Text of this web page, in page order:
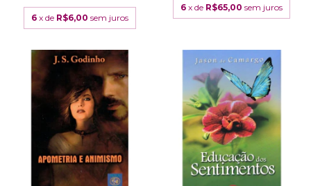
6 x de R$6,00 sem juros
6 x de R$65,00 sem juros